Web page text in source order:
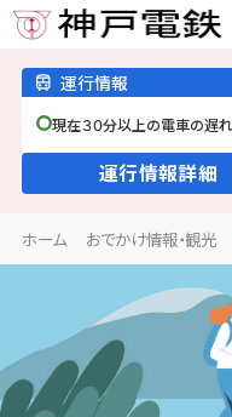
運行情報
現在３０分以上の電車の遅
運行情報詳細
ホーム おでかけ情報・観光